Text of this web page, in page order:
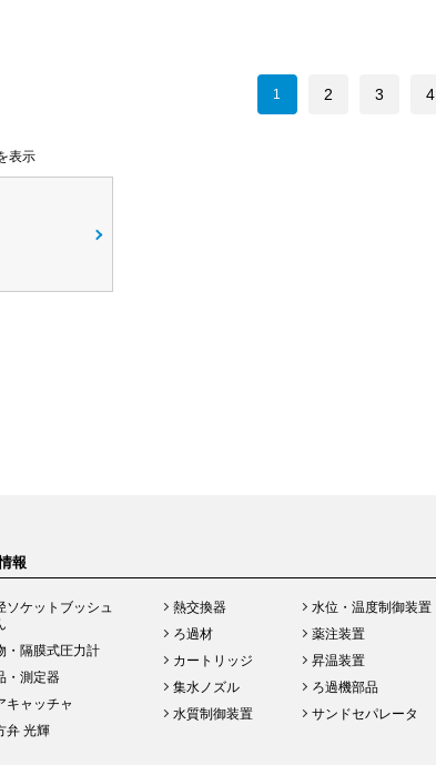
1 2 3 4
表示
報
ソケットブッシュ
・隔膜式圧力計
・測定器
キャッチャ
弁 光輝
熱交換器
ろ過材
カートリッジ
集水ノズル
水質制御装置
水位・温度制御装置
薬注装置
昇温装置
ろ過機部品
サンドセパレータ